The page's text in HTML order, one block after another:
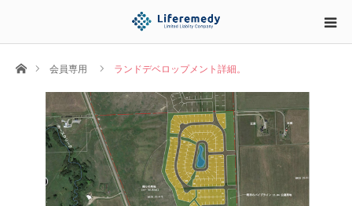
ホーム会員専用 ランドデベロップメント詳細。